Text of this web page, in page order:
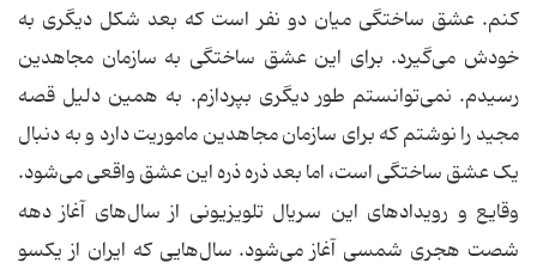
کنم. عشق ساختگی میان دو نفر است که بعد شکل دیگری به
خودش می‌گیرد. برای این عشق ساختگی به سازمان مجاهدین
رسیدم. نمی‌توانستم طور دیگری بپردازم. به همین دلیل قصه
مجید را نوشتم که برای سازمان مجاهدین ماموریت دارد و به دنبال
یک عشق ساختگی است، اما بعد ذره ذره این عشق واقعی می‌شود.
وقایع و رویدادهای این سریال تلویزیونی از سال‌های آغاز دهه
شصت هجری شمسی آغاز می‌شود. سال‌هایی که ایران از یکسو